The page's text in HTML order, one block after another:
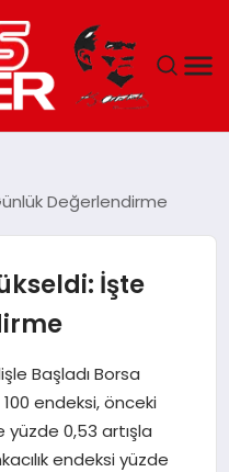
Değerlendirme
İşte
Başladı Borsa
endeksi, önceki
yüzde 0,53 artışla
endeksi yüzde